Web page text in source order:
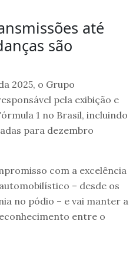
até
são
2025, o Grupo
pela exibição e
1 no Brasil, incluindo
para dezembro
com a excelência
– desde os
no pódio – e vai manter a
entre o